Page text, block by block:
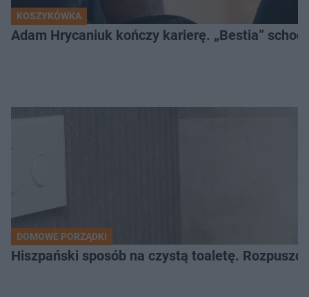
KOSZYKÓWKA
Adam Hrycaniuk kończy karierę. „Bestia”
DOMOWE PORZĄDKI
Hiszpański sposób na czystą toaletę.